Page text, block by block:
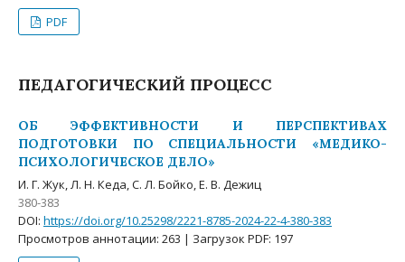
PDF
ПЕДАГОГИЧЕСКИЙ ПРОЦЕСС
ОБ ЭФФЕКТИВНОСТИ И ПЕРСПЕКТИВАХ
ПОДГОТОВКИ ПО СПЕЦИАЛЬНОСТИ «МЕДИКО-
ПСИХОЛОГИЧЕСКОЕ ДЕЛО»
И. Г. Жук, Л. Н. Кеда, С. Л. Бойко, Е. В. Дежиц
380-383
DOI: https://doi.org/10.25298/2221-8785-2024-22-4-380-383
Просмотров аннотации: 263 | Загрузок PDF: 197